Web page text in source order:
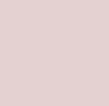
laitteiden